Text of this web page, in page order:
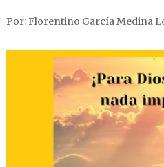
Por: Florentino García Medina